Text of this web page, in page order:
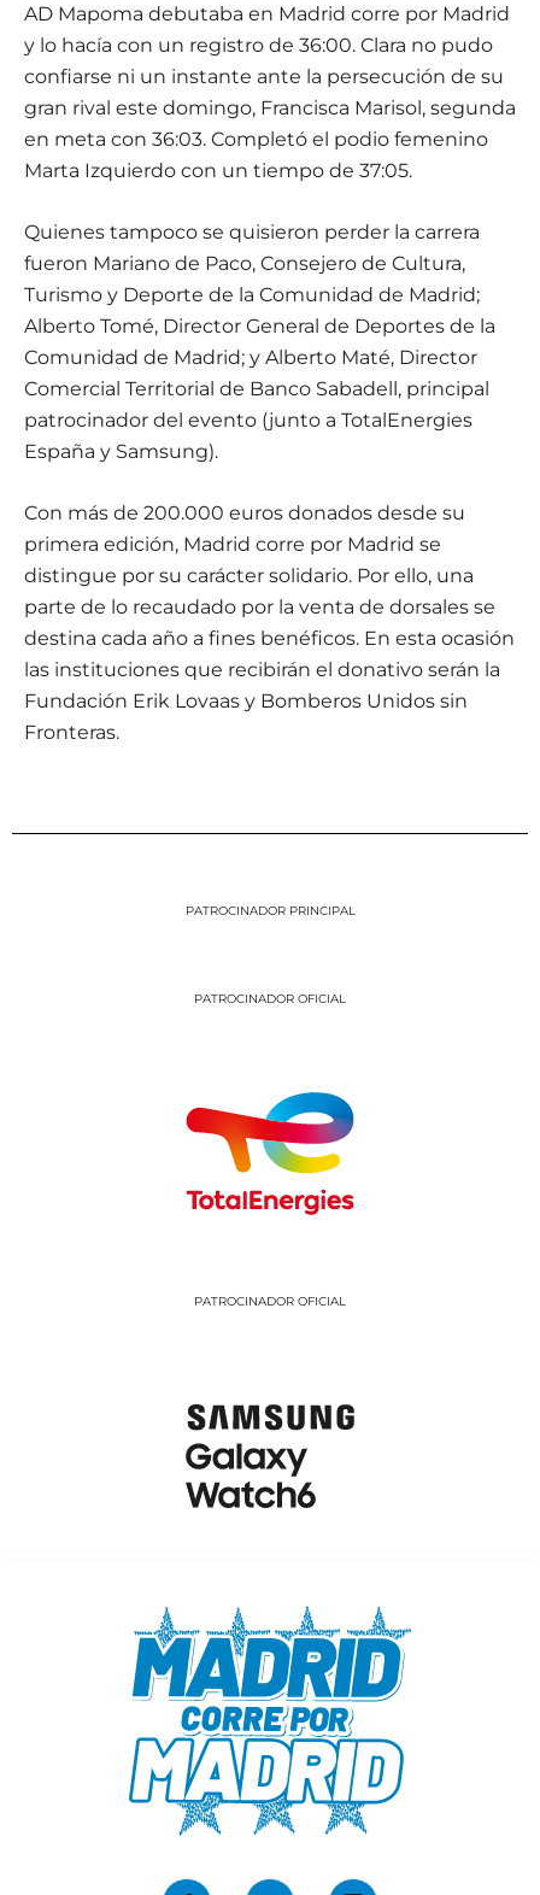
AD Mapoma debutaba en Madrid corre por Madrid
y lo hacía con un registro de 36:00. Clara no pudo
confiarse ni un instante ante la persecución de su
gran rival este domingo, Francisca Marisol, segunda
en meta con 36:03. Completó el podio femenino
Marta Izquierdo con un tiempo de 37:05.
Quienes tampoco se quisieron perder la carrera
fueron Mariano de Paco, Consejero de Cultura,
Turismo y Deporte de la Comunidad de Madrid;
Alberto Tomé, Director General de Deportes de la
Comunidad de Madrid; y Alberto Maté, Director
Comercial Territorial de Banco Sabadell, principal
patrocinador del evento (junto a TotalEnergies
España y Samsung).
Con más de 200.000 euros donados desde su
primera edición, Madrid corre por Madrid se
distingue por su carácter solidario. Por ello, una
parte de lo recaudado por la venta de dorsales se
destina cada año a fines benéficos. En esta ocasión
las instituciones que recibirán el donativo serán la
Fundación Erik Lovaas y Bomberos Unidos sin
Fronteras.
PATROCINADOR PRINCIPAL
PATROCINADOR OFICIAL
PATROCINADOR OFICIAL